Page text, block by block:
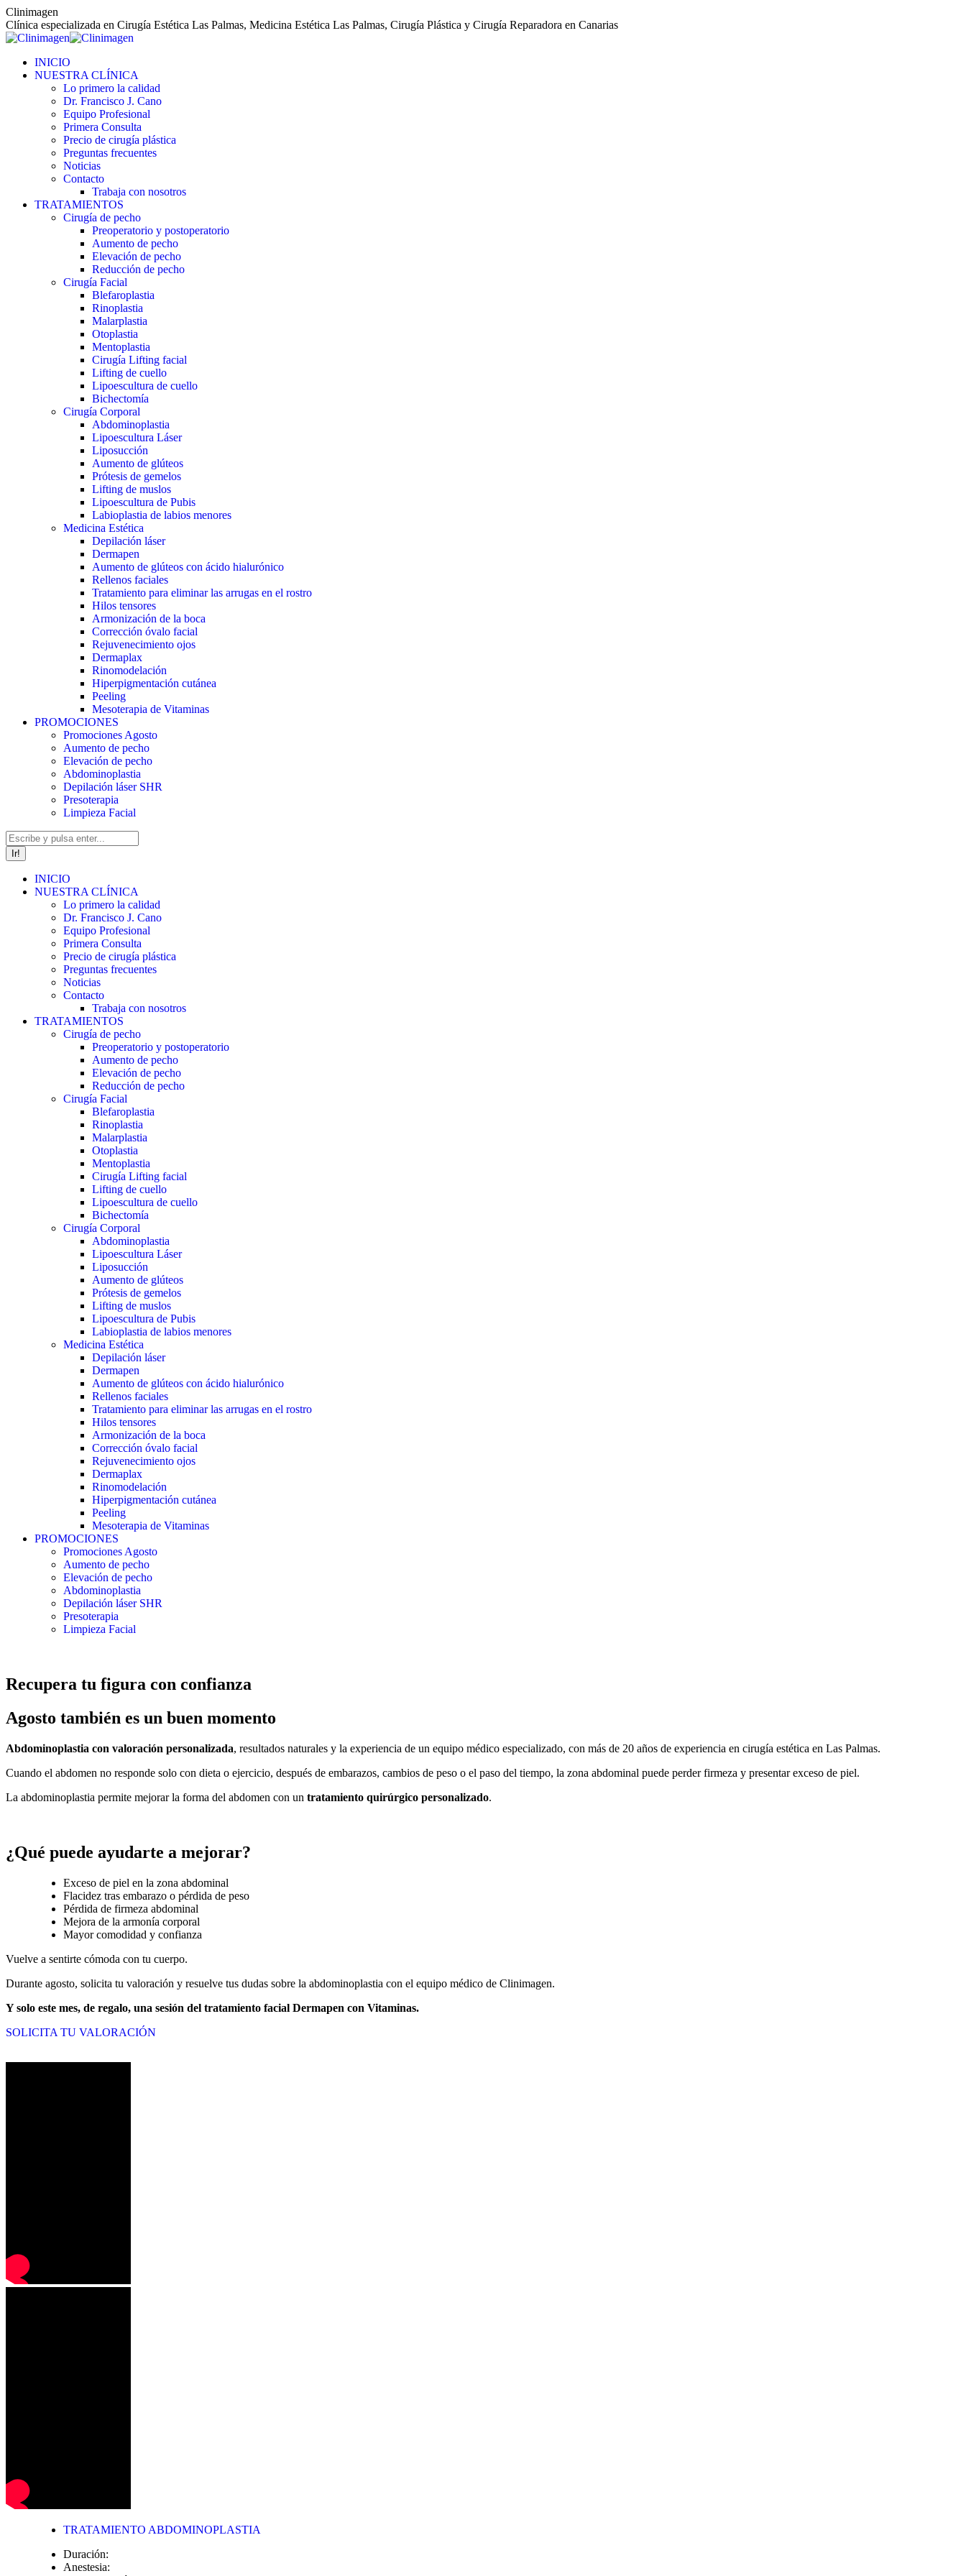
Saltar
al
contenido
Clinimagen
Clínica especializada en Cirugía Estética Las Palmas, Medicina Estética Las Palmas, Cirugía Plástica y Cirugía Reparadora en Canarias
INICIO
NUESTRA CLÍNICA
Lo primero la calidad
Dr. Francisco J. Cano
Equipo Profesional
Primera Consulta
Precio de cirugía plástica
Preguntas frecuentes
Noticias
Contacto
Trabaja con nosotros
TRATAMIENTOS
Cirugía de pecho
Preoperatorio y postoperatorio
Aumento de pecho
Elevación de pecho
Reducción de pecho
Cirugía Facial
Blefaroplastia
Rinoplastia
Malarplastia
Otoplastia
Mentoplastia
Cirugía Lifting facial
Lifting de cuello
Lipoescultura de cuello
Bichectomía
Cirugía Corporal
Abdominoplastia
Lipoescultura Láser
Liposucción
Aumento de glúteos
Prótesis de gemelos
Lifting de muslos
Lipoescultura de Pubis
Labioplastia de labios menores
Medicina Estética
Depilación láser
Dermapen
Aumento de glúteos con ácido hialurónico
Rellenos faciales
Tratamiento para eliminar las arrugas en el rostro
Hilos tensores
Armonización de la boca
Corrección óvalo facial
Rejuvenecimiento ojos
Dermaplax
Rinomodelación
Hiperpigmentación cutánea
Peeling
Mesoterapia de Vitaminas
PROMOCIONES
Promociones Agosto
Aumento de pecho
Elevación de pecho
Abdominoplastia
Depilación láser SHR
Presoterapia
Limpieza Facial
Buscar:
INICIO
NUESTRA CLÍNICA
Lo primero la calidad
Dr. Francisco J. Cano
Equipo Profesional
Primera Consulta
Precio de cirugía plástica
Preguntas frecuentes
Noticias
Contacto
Trabaja con nosotros
TRATAMIENTOS
Cirugía de pecho
Preoperatorio y postoperatorio
Aumento de pecho
Elevación de pecho
Reducción de pecho
Cirugía Facial
Blefaroplastia
Rinoplastia
Malarplastia
Otoplastia
Mentoplastia
Cirugía Lifting facial
Lifting de cuello
Lipoescultura de cuello
Bichectomía
Cirugía Corporal
Abdominoplastia
Lipoescultura Láser
Liposucción
Aumento de glúteos
Prótesis de gemelos
Lifting de muslos
Lipoescultura de Pubis
Labioplastia de labios menores
Medicina Estética
Depilación láser
Dermapen
Aumento de glúteos con ácido hialurónico
Rellenos faciales
Tratamiento para eliminar las arrugas en el rostro
Hilos tensores
Armonización de la boca
Corrección óvalo facial
Rejuvenecimiento ojos
Dermaplax
Rinomodelación
Hiperpigmentación cutánea
Peeling
Mesoterapia de Vitaminas
PROMOCIONES
Promociones Agosto
Aumento de pecho
Elevación de pecho
Abdominoplastia
Depilación láser SHR
Presoterapia
Limpieza Facial
Recupera tu figura con confianza
Agosto también es un buen momento
Abdominoplastia con valoración personalizada, resultados naturales y la experiencia de un equipo médico especializado, con más de 20 años de experiencia en cirugía estética en Las Palmas.
Cuando el abdomen no responde solo con dieta o ejercicio, después de embarazos, cambios de peso o el paso del tiempo, la zona abdominal puede perder firmeza y presentar exceso de piel.
La abdominoplastia permite mejorar la forma del abdomen con un tratamiento quirúrgico personalizado.
¿Qué puede ayudarte a mejorar?
Exceso de piel en la zona abdominal
Flacidez tras embarazo o pérdida de peso
Pérdida de firmeza abdominal
Mejora de la armonía corporal
Mayor comodidad y confianza
Vuelve a sentirte cómoda con tu cuerpo.
Durante agosto, solicita tu valoración y resuelve tus dudas sobre la abdominoplastia con el equipo médico de Clinimagen.
Y solo este mes, de regalo, una sesión del tratamiento facial Dermapen con Vitaminas.
SOLICITA TU VALORACIÓN
TRATAMIENTO ABDOMINOPLASTIA
Duración:
Anestesia: